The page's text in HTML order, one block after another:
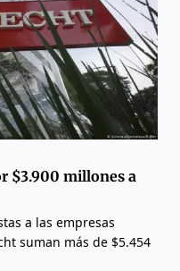
$3.900 millones a
a las empresas
suman más de $5.454